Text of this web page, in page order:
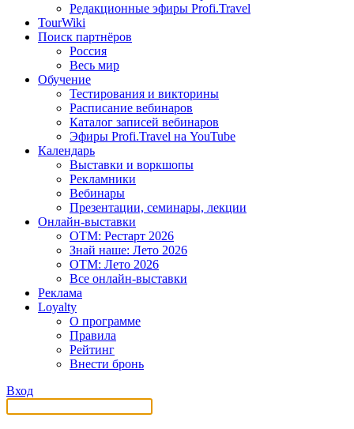
Редакционные эфиры Profi.Travel
TourWiki
Поиск партнёров
Россия
Весь мир
Обучение
Тестирования и викторины
Расписание вебинаров
Каталог записей вебинаров
Эфиры Profi.Travel на YouTube
Календарь
Выставки и воркшопы
Рекламники
Вебинары
Презентации, семинары, лекции
Онлайн-выставки
OTM: Рестарт 2026
Знай наше: Лето 2026
OTM: Лето 2026
Все онлайн-выставки
Реклама
Loyalty
О программе
Правила
Рейтинг
Внести бронь
Вход